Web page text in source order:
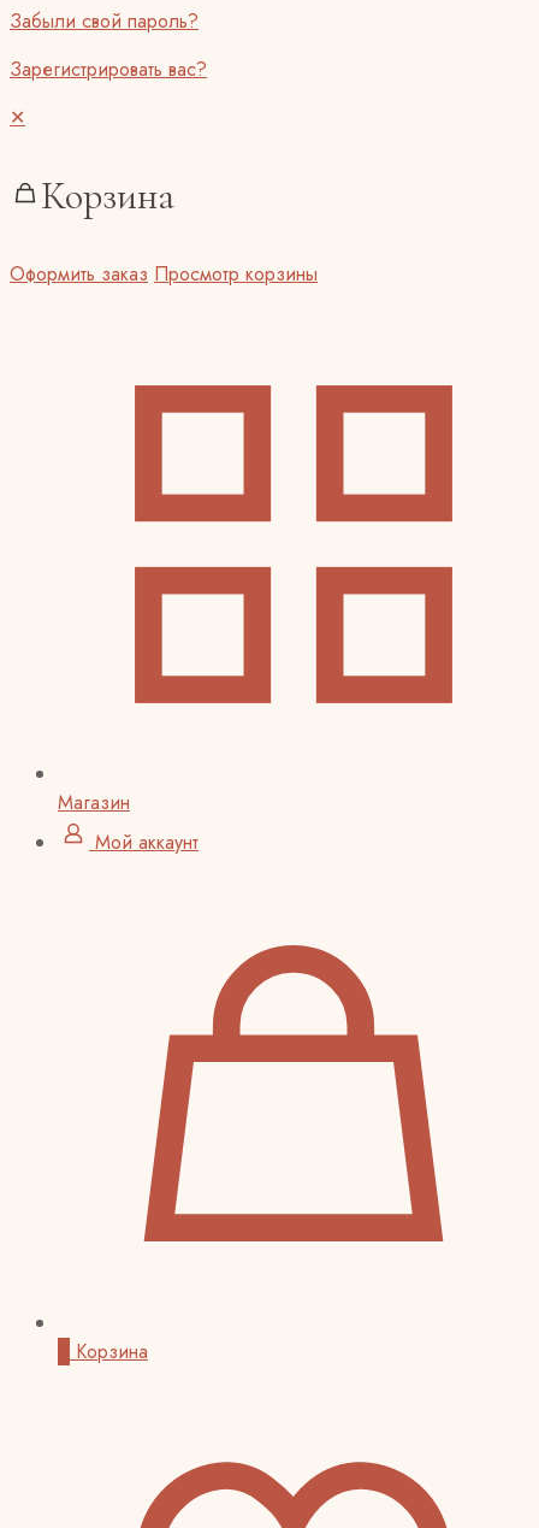
Забыли свой пароль?
Зарегистрировать вас?
✕
Корзина
Оформить заказ Просмотр корзины
Магазин
Мой аккаунт
Корзина